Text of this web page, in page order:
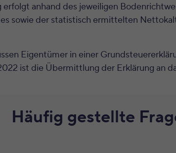
anhand des jeweiligen
sowie der statistisch ermittelten
Eigentümer in einer
ist die Übermittlung der Erklärung an
Häufig gestellte